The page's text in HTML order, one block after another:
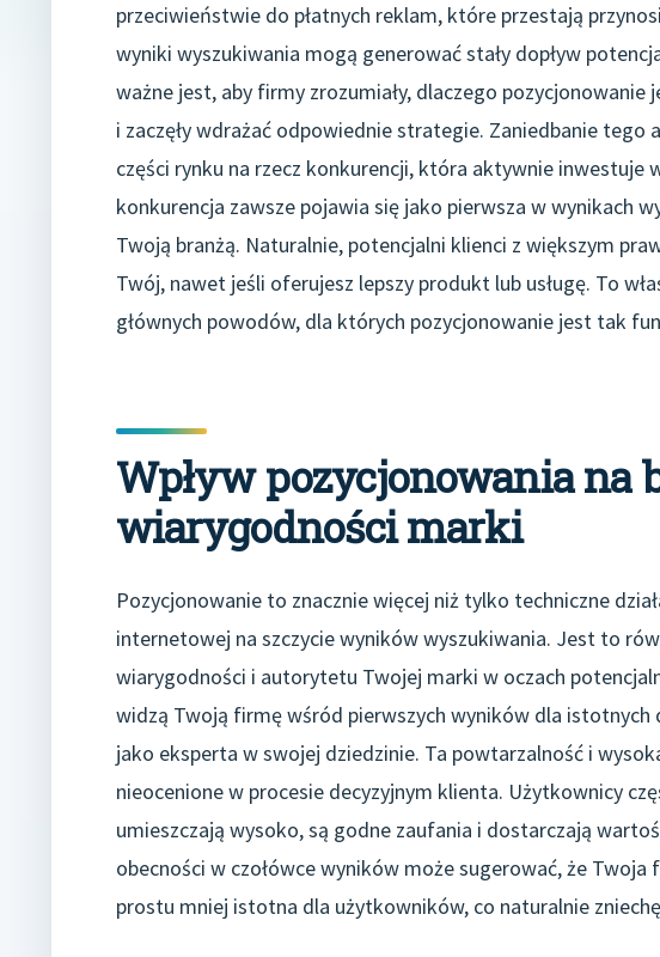
przeciwieństwie do płatnych reklam, które przestają
wyniki wyszukiwania mogą generować stały dopływ
ważne jest, aby firmy zrozumiały, dlaczego
i zaczęły wdrażać odpowiednie strategie. Zaniedbanie
części rynku na rzecz konkurencji, która aktywnie inwestuje
konkurencja zawsze pojawia się jako pierwsza w wynikach
Twoją branżą. Naturalnie, potencjalni klienci z większym
Twój, nawet jeśli oferujesz lepszy produkt lub usługę. To
głównych powodów, dla których pozycjonowanie jest tak
Wpływ pozycjonowania na
wiarygodności marki
Pozycjonowanie to znacznie więcej niż tylko techniczne
internetowej na szczycie wyników wyszukiwania. Jest to
wiarygodności i autorytetu Twojej marki w oczach
widzą Twoją firmę wśród pierwszych wyników dla istotnych
jako eksperta w swojej dziedzinie. Ta powtarzalność i
nieocenione w procesie decyzyjnym klienta. Użytkownicy
umieszczają wysoko, są godne zaufania i dostarczają
obecności w czołówce wyników może sugerować, że
prostu mniej istotna dla użytkowników, co naturalnie